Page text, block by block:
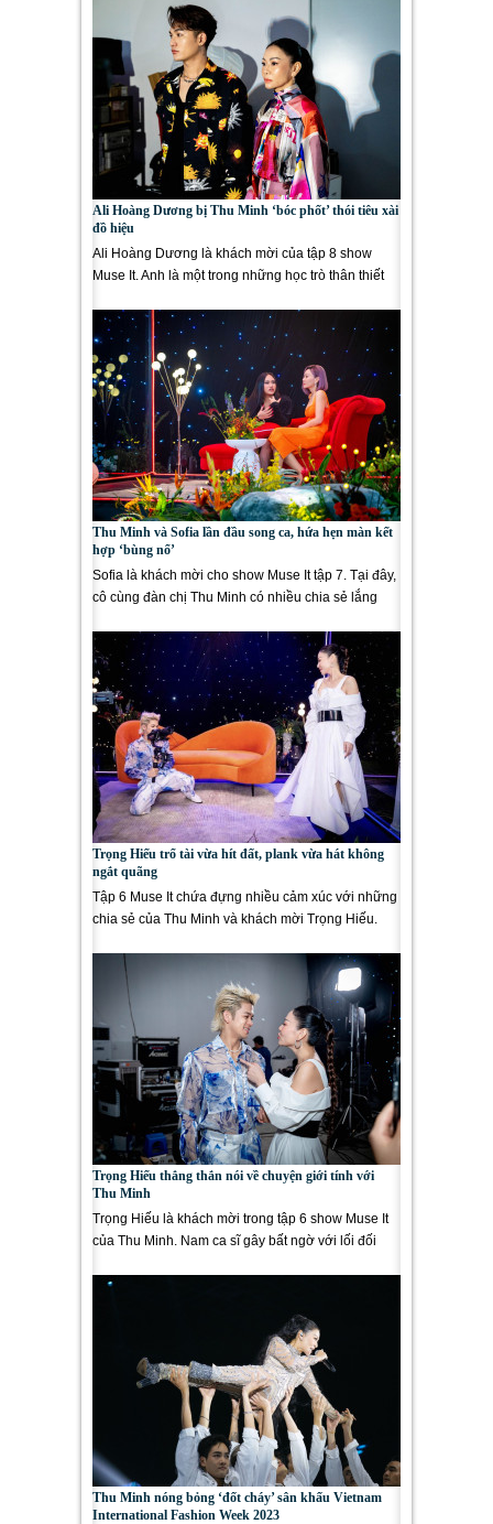
Ali Hoàng Dương bị Thu Minh ‘bóc phốt’ thói tiêu xài
đồ hiệu
Ali Hoàng Dương là khách mời của tập 8 show
Muse It. Anh là một trong những học trò thân thiết
Thu Minh và Sofia lần đầu song ca, hứa hẹn màn kết
hợp ‘bùng nổ’
Sofia là khách mời cho show Muse It tập 7. Tại đây,
cô cùng đàn chị Thu Minh có nhiều chia sẻ lắng
Trọng Hiếu trổ tài vừa hít đất, plank vừa hát không
ngắt quãng
Tập 6 Muse It chứa đựng nhiều cảm xúc với những
chia sẻ của Thu Minh và khách mời Trọng Hiếu.
Trọng Hiếu thẳng thắn nói về chuyện giới tính với
Thu Minh
Trọng Hiếu là khách mời trong tập 6 show Muse It
của Thu Minh. Nam ca sĩ gây bất ngờ với lối đối
Thu Minh nóng bỏng ‘đốt cháy’ sân khấu Vietnam
International Fashion Week 2023